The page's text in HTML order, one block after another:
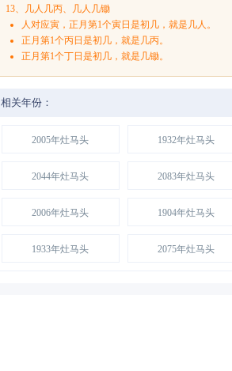
13、几人几丙、几人几锄
人对应寅，正月第1个寅日是初几，就是几人。
正月第1个丙日是初几，就是几丙。
正月第1个丁日是初几，就是几锄。
相关年份：
2005年灶马头 1932年灶马头
2044年灶马头 2083年灶马头
2006年灶马头 1904年灶马头
1933年灶马头 2075年灶马头